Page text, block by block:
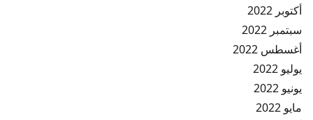
أكتوبر 2022
سبتمبر 2022
أغسطس 2022
يوليو 2022
يونيو 2022
مايو 2022